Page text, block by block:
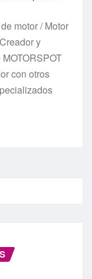
motor / Motor
y
con otros